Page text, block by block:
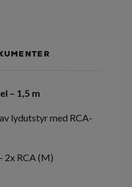
– 1,5 m
lydutstyr med RCA-
2x RCA (M)